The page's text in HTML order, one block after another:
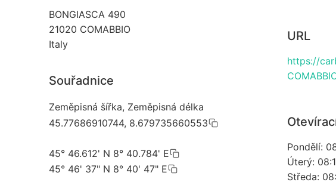
BONGIASCA 490
21020 COMABBIO
Italy
Souřadnice
Zeměpisná šířka, Zeměpisná délka
45.77686910744, 8.679735660553
45° 46.612' N 8° 40.784' E
45° 46' 37" N 8° 40' 47" E
URL
https://
Pondělí:
Úterý:
Středa: